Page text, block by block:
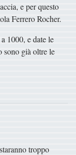
e per questo
Ferrero Rocher.
1000, e date le
sono già oltre le
troppo